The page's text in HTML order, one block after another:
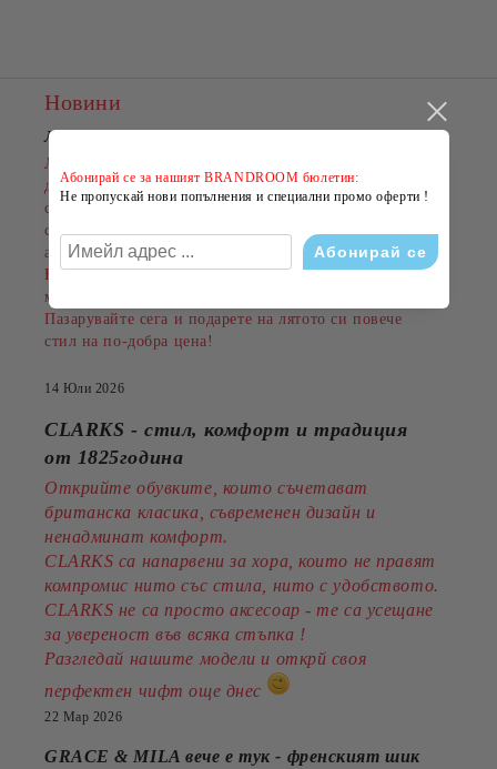
Новини
ЛЯТНО НАМАЛЕНИЕ В BRANDROOM
Лятото е сезонът на новите емоции, свежите визии и
добрите оферти. Именно затова BRANDROOM
стартира своята
ЛЯТНА РАЗПРОДАЖБА
с намаления до-50%на избрани обувки, дрехи и
аксесоари.
Намаленията важат за разнообразни артикули и
марки, а количествата са ограничени.
Пазарувайте сега и подарете на лятото си повече
стил на по-добра цена!
14 Юли 2026
CLARKS - стил, комфорт и традиция
от 1825година
Открийте обувките, които съчетават
британска класика, съвременен дизайн и
ненадминат комфорт.
CLARKS са напарвени за хора, които не правят
компромис нито със стила, нито с удобството.
CLARKS не са просто аксесоар - те са усещане
за увереност във всяка стъпка !
Разгледай нашите модели и открй своя
перфектен чифт още днес
22 Мар 2026
GRACE & MILA вече е тук - френският шик
Абонирай се за нашият BRANDROOM бюлетин:
Не пропускай нови попълнения и специални промо оферти !